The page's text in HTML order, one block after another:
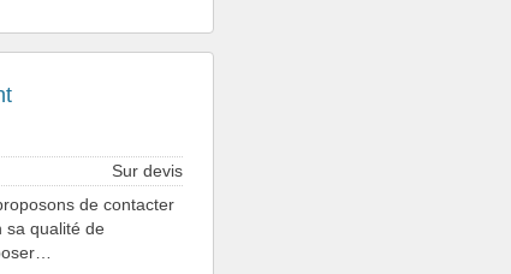
Sur devis
de contacter
sa qualité de